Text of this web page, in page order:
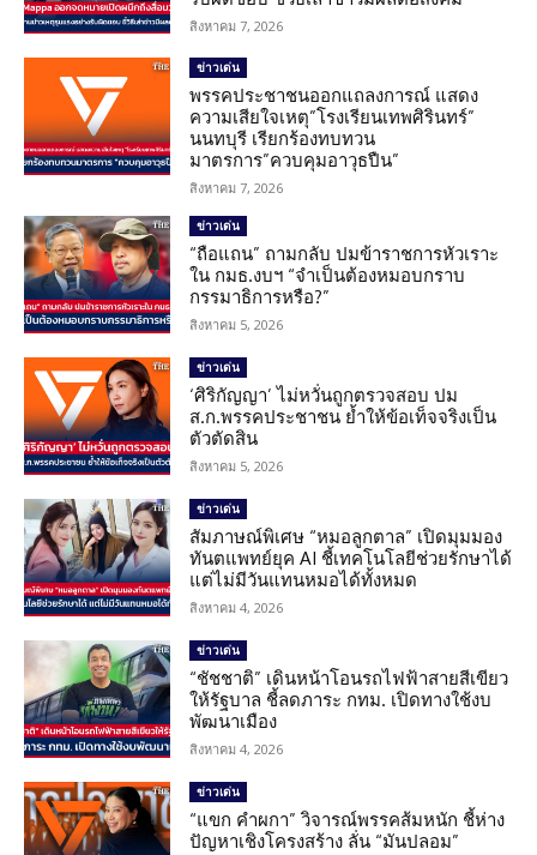
สิงหาคม 7, 2026
ข่าวเด่น
พรรคประชาชนออกแถลงการณ์ แสดง
ความเสียใจเหตุ”โรงเรียนเทพศิรินทร์”
นนทบุรี เรียกร้องทบทวน
มาตรการ”ควบคุมอาวุธปืน”
สิงหาคม 7, 2026
ข่าวเด่น
“ถือแถน” ถามกลับ ปมข้าราชการหัวเราะ
ใน กมธ.งบฯ “จำเป็นต้องหมอบกราบ
กรรมาธิการหรือ?”
สิงหาคม 5, 2026
ข่าวเด่น
‘ศิริกัญญา’ ไม่หวั่นถูกตรวจสอบ ปม
ส.ก.พรรคประชาชน ย้ำให้ข้อเท็จจริงเป็น
ตัวตัดสิน
สิงหาคม 5, 2026
ข่าวเด่น
สัมภาษณ์พิเศษ “หมอลูกตาล” เปิดมุมมอง
ทันตแพทย์ยุค AI ชี้เทคโนโลยีช่วยรักษาได้
แต่ไม่มีวันแทนหมอได้ทั้งหมด
สิงหาคม 4, 2026
ข่าวเด่น
“ชัชชาติ” เดินหน้าโอนรถไฟฟ้าสายสีเขียว
ให้รัฐบาล ชี้ลดภาระ กทม. เปิดทางใช้งบ
พัฒนาเมือง
สิงหาคม 4, 2026
ข่าวเด่น
“แขก คำผกา” วิจารณ์พรรคส้มหนัก ชี้ห่าง
ปัญหาเชิงโครงสร้าง ลั่น “มันปลอม”